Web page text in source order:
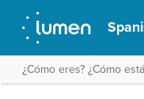
¿Cómo eres? ¿Cómo